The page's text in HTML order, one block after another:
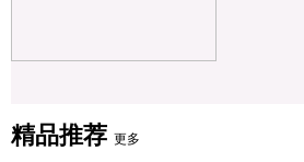
精品推荐 更多